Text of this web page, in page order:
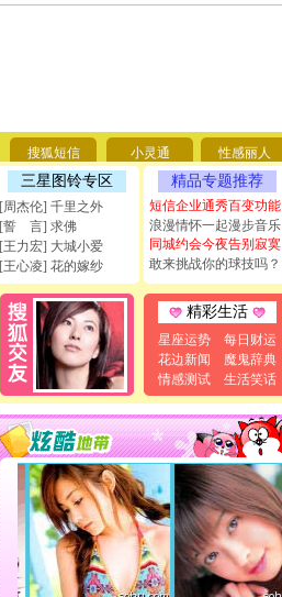
搜狐短信 小灵通 性感丽人
三星图铃专区
[周杰伦] 千里之外
[誓 言] 求佛
[王力宏] 大城小爱
[王心凌] 花的嫁纱
精品专题推荐
短信企业通秀百变功能
浪漫情怀一起漫步音乐
同城约会今夜告别寂寞
敢来挑战你的球技吗？
精彩生活
星座运势
每日财运
花边新闻
魔鬼辞典
情感测试
生活笑话